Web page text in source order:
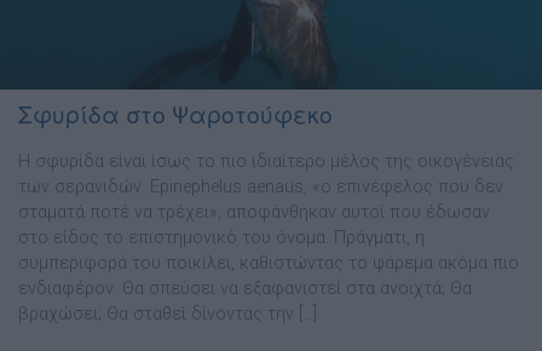
Σφυρίδα στο Ψαροτούφεκο
Η σφυρίδα είναι ίσως το πιο ιδιαίτερο μέλος της οικογένειας
των σερανιδών. Epinephelus aenaus, «ο επινέφελος που δεν
σταματά ποτέ να τρέχει», αποφάνθηκαν αυτοί που έδωσαν
στο είδος το επιστημονικό του όνομα. Πράγματι, η
συμπεριφορά του ποικίλει, καθιστώντας το ψάρεμα ακόμα πιο
ενδιαφέρον. Θα σπεύσει να εξαφανιστεί στα ανοιχτά; Θα
βραχώσει; Θα σταθεί δίνοντας την […]